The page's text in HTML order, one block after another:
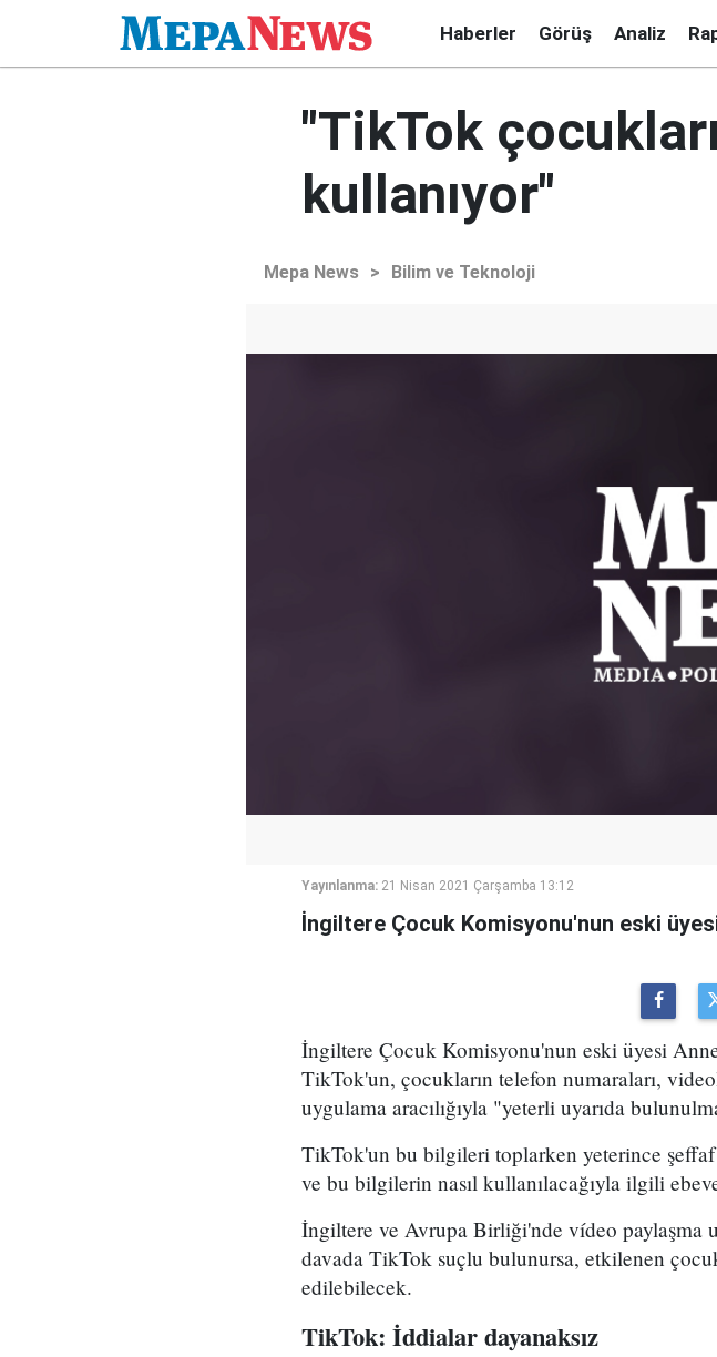
Haberler Görüş Analiz
"TikTok
kullanıyor"
Mepa News > Bilim ve Teknoloji
Yayınlanma: 21 Nisan 2021 Çarşamba 13:12
İngiltere Çocuk Komisyonu'nun eski
İngiltere Çocuk Komisyonu'nun eski üyesi
TikTok'un, çocukların telefon numaraları,
uygulama aracılığıyla "yeterli uyarıda
TikTok'un bu bilgileri toplarken yeterince şeffaf
ve bu bilgilerin nasıl kullanılacağıyla ilgili
İngiltere ve Avrupa Birliği'nde vídeo paylaşma
davada TikTok suçlu bulunursa, etkilenen
edilebilecek.
TikTok: İddialar dayanaksız